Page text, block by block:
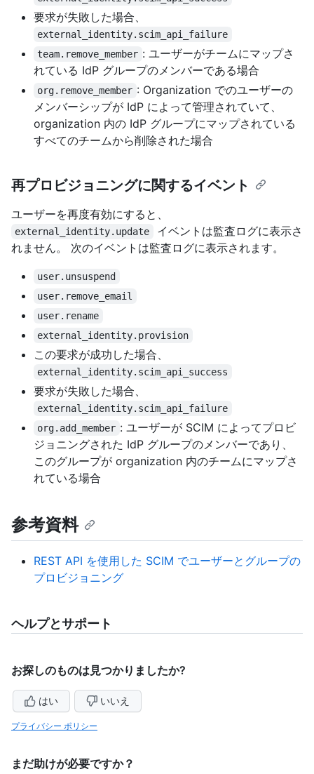
要求が失敗した場合、
external_identity.scim_api_failure
team.remove_member : ユーザーがチームにマップさ
れている IdP グループのメンバーである場合
org.remove_member : Organization でのユーザーの
メンバーシップが IdP によって管理されていて、
organization 内の IdP グループにマップされている
すべてのチームから削除された場合
再プロビジョニングに関するイベント
ユーザーを再度有効にすると、
external_identity.update
イベントは監査ログに表示さ
れません。 次のイベントは監査ログに表示されます。
user.unsuspend
user.remove_email
user.rename
external_identity.provision
この要求が成功した場合、
external_identity.scim_api_success
要求が失敗した場合、
external_identity.scim_api_failure
org.add_member : ユーザーが SCIM によってプロビ
ジョニングされた IdP グループのメンバーであり、
このグループが organization 内のチームにマップさ
れている場合
参考資料
REST API を使用した SCIM でユーザーとグループの
プロビジョニング
ヘルプとサポート
お探しのものは見つかりましたか?
はい いいえ
プライバシー ポリシー
まだ助けが必要ですか？